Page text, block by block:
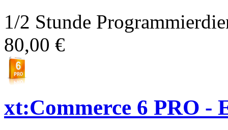
1/2 Stunde
80,00 €
xt:Commerce 6 PRO -